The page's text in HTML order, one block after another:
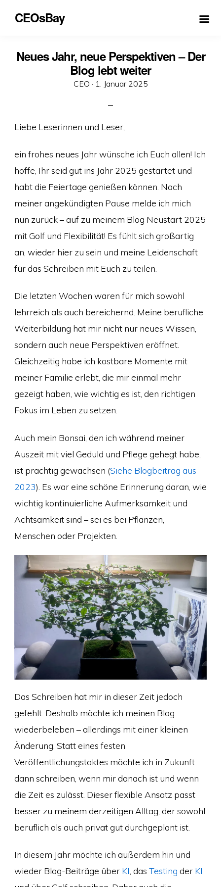
CEOsBay
Neues Jahr, neue Perspektiven – Der
Blog lebt weiter
CEO · Veröffentlicht
1. Januar 2025
Liebe Leserinnen und Leser,
ein frohes neues Jahr wünsche ich Euch allen! Ich
hoffe, Ihr seid gut ins Jahr 2025 gestartet und
habt die Feiertage genießen können. Nach
meiner angekündigten Pause melde ich mich
nun zurück – auf zu meinem Blog Neustart 2025
mit Golf und Flexibilität! Es fühlt sich großartig
an, wieder hier zu sein und meine Leidenschaft
für das Schreiben mit Euch zu teilen.
Die letzten Wochen waren für mich sowohl
lehrreich als auch bereichernd. Meine berufliche
Weiterbildung hat mir nicht nur neues Wissen,
sondern auch neue Perspektiven eröffnet.
Gleichzeitig habe ich kostbare Momente mit
meiner Familie erlebt, die mir einmal mehr
gezeigt haben, wie wichtig es ist, den richtigen
Fokus im Leben zu setzen.
Auch mein Bonsai, den ich während meiner
Auszeit mit viel Geduld und Pflege gehegt habe,
ist prächtig gewachsen (Siehe Blogbeitrag aus
2023). Es war eine schöne Erinnerung daran, wie
wichtig kontinuierliche Aufmerksamkeit und
Achtsamkeit sind – sei es bei Pflanzen,
Menschen oder Projekten.
Das Schreiben hat mir in dieser Zeit jedoch
gefehlt. Deshalb möchte ich meinen Blog
wiederbeleben – allerdings mit einer kleinen
Änderung. Statt eines festen
Veröffentlichungstaktes möchte ich in Zukunft
dann schreiben, wenn mir danach ist und wenn
die Zeit es zulässt. Dieser flexible Ansatz passt
besser zu meinem derzeitigen Alltag, der sowohl
beruflich als auch privat gut durchgeplant ist.
In diesem Jahr möchte ich außerdem hin und
wieder Blog-Beiträge über KI , das Testing der KI